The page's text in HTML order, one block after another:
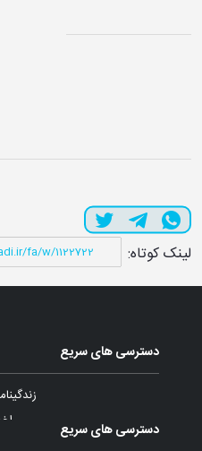
لینک کوتاه:
دسترسی های سریع
اخبار
دسترسی های سریع